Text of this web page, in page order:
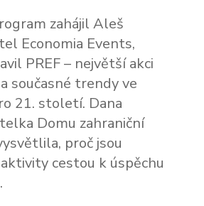
zahájil Aleš
Economia Events,
PREF – největší akci
současné trendy ve
21. století. Dana
Domu zahraniční
proč jsou
cestou k úspěchu